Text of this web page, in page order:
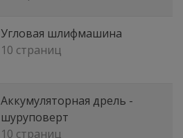
Угловая шлифмашина
10 страниц
Аккумуляторная дрель -
шуруповерт
10 страниц